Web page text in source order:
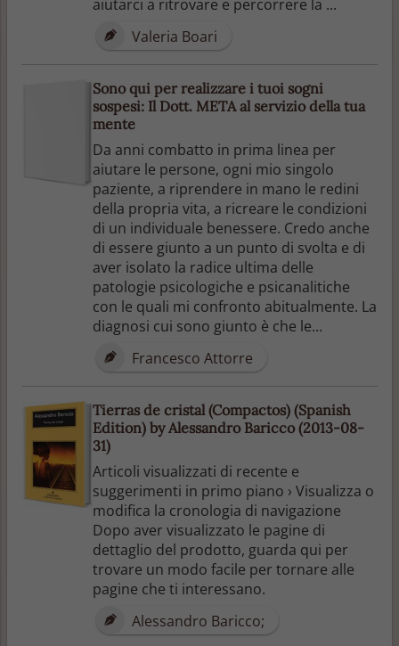
aiutarci a ritrovare e percorrere la ...
Valeria Boari
Sono qui per realizzare i tuoi sogni
sospesi: Il Dott. META al servizio della tua
mente
Da anni combatto in prima linea per
aiutare le persone, ogni mio singolo
paziente, a riprendere in mano le redini
della propria vita, a ricreare le condizioni
di un individuale benessere. Credo anche
di essere giunto a un punto di svolta e di
aver isolato la radice ultima delle
patologie psicologiche e psicanalitiche
con le quali mi confronto abitualmente. La
diagnosi cui sono giunto è che le...
Francesco Attorre
Tierras de cristal (Compactos) (Spanish
Edition) by Alessandro Baricco (2013-08-
31)
Articoli visualizzati di recente e
suggerimenti in primo piano › Visualizza o
modifica la cronologia di navigazione
Dopo aver visualizzato le pagine di
dettaglio del prodotto, guarda qui per
trovare un modo facile per tornare alle
pagine che ti interessano.
Alessandro Baricco;